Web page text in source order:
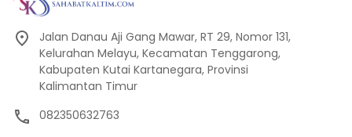
Jalan Danau Aji Gang Mawar, RT 29, Nomor 131,
Kelurahan Melayu, Kecamatan Tenggarong,
Kabupaten Kutai Kartanegara, Provinsi
Kalimantan Timur
082350632763